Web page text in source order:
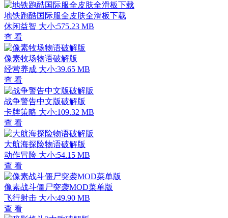
地铁跑酷国际服全皮肤全滑板下载
休闲益智 大小:575.23 MB
查 看
像素牧场物语破解版
经营养成 大小:39.65 MB
查 看
战争警告中文版破解版
卡牌策略 大小:109.32 MB
查 看
大航海探险物语破解版
动作冒险 大小:54.15 MB
查 看
像素战斗僵尸突袭MOD菜单版
飞行射击 大小:49.90 MB
查 看